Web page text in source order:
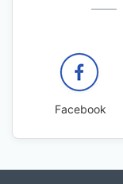
Facebook